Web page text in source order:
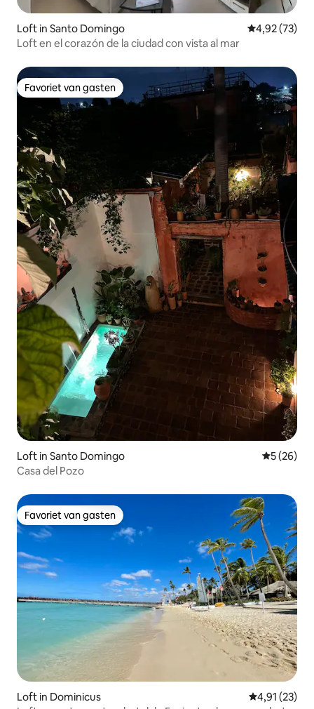
Loft in Santo Domingo Gemiddelde
4,92 (73)
Loft en el corazón de la ciudad con vista al mar
Favoriet van gasten
Favoriet van gasten
Loft in Santo Domingo
5 (26)
Casa del Pozo
Favoriet van gasten
Favoriet van gasten
Loft in Dominicus Gemiddelde
4,91 (23)